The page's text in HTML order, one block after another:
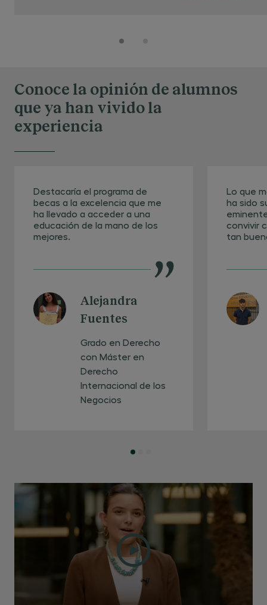
contextos reales o simulados,
ordenamiento jurídico. TIPO:
Competencias.
CP05 - Actuar conforme a los principios
deontológicos de la profesión jurídica,
CP06 - Gestionar y seleccionar
información jurídica relevante procedente
de fuentes normativas, jurisprudenciales y
doctrinales para su uso en resolución de
CP07 - Integrar conocimientos jurídicos
con nociones económicas, empresariales
y organizativas para el análisis de
problemas legales vinculados a la actividad
económica y administrativa. TIPO:
Competencias.
CP08 - Prevenir y gestionar riesgos
jurídicos básicos en contextos
empresariales y administrativos simulados,
especialmente en materia mercantil,
CP09 - Aplicar el derecho en contextos
artificial, la protección de datos y el uso
de tecnologías emergentes. TIPO:
Competencias.
CP10 - Analizar y evaluar el impacto
jurídico de normas, resoluciones judiciales
y actos administrativos mediante el
análisis crítico de sus efectos en casos
concretos. TIPO: Competencias.
Conoce la opinión de alumnos
que ya han vivido la
experiencia
Destacaría el programa de
becas a la excelencia que me
ha llevado a acceder a una
educación de la mano de los
mejores.
Alejandra
Fuentes
Grado en Derecho
con Máster en
Derecho
Internacional de los
Negocios
Lo que
ha sido
convivir
tan